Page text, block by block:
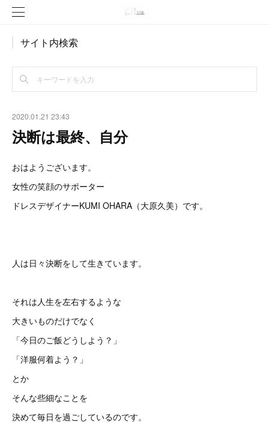
サイト内検索
2020.01.21 23:43
決断は最終、自分
おはようございます。
女性の笑顔のサポーター
ドレスデザイナーKUMI OHARA（大原久美）です。
人は日々決断をして生きています。
それは人生を左右するような
大きいものだけでなく
「今日のご飯どうしよう？」
「洋服何着よう？」
とか
そんな些細なことを
決めて毎日を過ごしているのです。